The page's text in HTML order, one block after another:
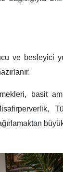
ve besleyici
basit